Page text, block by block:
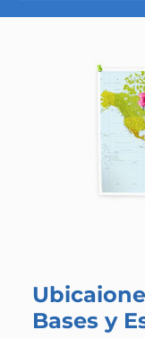
Bases y